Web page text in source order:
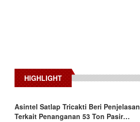
HIGHLIGHT
Asintel Satlap Tricakti Beri Penjelasan
Terkait Penanganan 53 Ton Pasir…